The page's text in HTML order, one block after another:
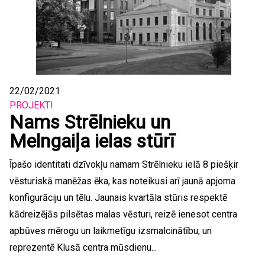
22/02/2021
PROJEKTI
Nams Strēlnieku un
Melngaiļa ielas stūrī
Īpašo identitati dzīvokļu namam Strēlnieku ielā 8 piešķir
vēsturiskā manēžas ēka, kas noteikusi arī jaunā apjoma
konfigurāciju un tēlu. Jaunais kvartāla stūris respektē
kādreizējās pilsētas malas vēsturi, reizē ienesot centra
apbūves mērogu un laikmetīgu izsmalcinātību, un
reprezentē Klusā centra mūsdienu...